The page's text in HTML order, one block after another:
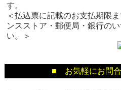
す。
＜払込票に記載のお支払期限
ンスストア・郵便局・銀行の
い。＞
■ お気軽にお問